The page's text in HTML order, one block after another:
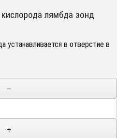
лямбда зонд
устанавливается в отверстие в
−
+